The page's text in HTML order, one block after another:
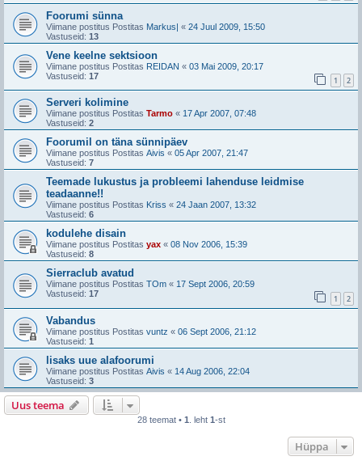
Foorumi sünna
Viimane postitus Postitas Markus| « 24 Juul 2009, 15:50
Vastuseid: 13
Vene keelne sektsioon
Viimane postitus Postitas REIDAN « 03 Mai 2009, 20:17
Vastuseid: 17 1 2
Serveri kolimine
Viimane postitus Postitas Tarmo « 17 Apr 2007, 07:48
Vastuseid: 2
Foorumil on täna sünnipäev
Viimane postitus Postitas Aivis « 05 Apr 2007, 21:47
Vastuseid: 7
Teemade lukustus ja probleemi lahenduse leidmise
teadaanne!!
Viimane postitus Postitas Kriss « 24 Jaan 2007, 13:32
Vastuseid: 6
kodulehe disain
Viimane postitus Postitas yax « 08 Nov 2006, 15:39
Vastuseid: 8
Sierraclub avatud
Viimane postitus Postitas TOm « 17 Sept 2006, 20:59
Vastuseid: 17 1 2
Vabandus
Viimane postitus Postitas vuntz « 06 Sept 2006, 21:12
Vastuseid: 1
lisaks uue alafoorumi
Viimane postitus Postitas Aivis « 14 Aug 2006, 22:04
Vastuseid: 3
Uus teema
28 teemat • 1 . leht 1-st
Hüppa